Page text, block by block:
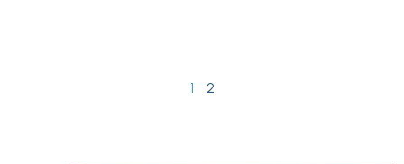
1 2